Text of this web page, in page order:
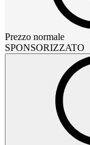
Prezzo normale
SPONSORIZZATO